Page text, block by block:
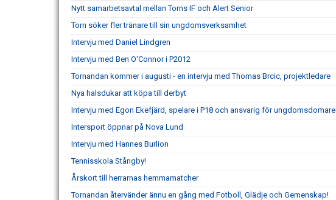
Nytt samarbetsavtal mellan Torns IF och Alert Senior
Torn söker fler tränare till sin ungdomsverksamhet
Intervju med Daniel Lindgren
Intervju med Ben O'Connor i P2012
Tornandan kommer i augusti - en intervju med Thomas Brcic, projektledare
Nya halsdukar att köpa till derbyt
Intervju med Egon Ekefjärd, spelare i P18 och ansvarig för ungdomsdomare
Intersport öppnar på Nova Lund
Intervju med Hannes Burlion
Tennisskola Stångby!
Årskort till herrarnas hemmamatcher
Tornandan återvänder ännu en gång med Fotboll, Glädje och Gemenskap!